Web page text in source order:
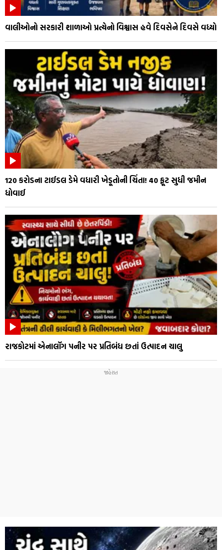
વાલીઓનો સરકારી શાળાઓ પ્રત્યેનો વિશ્વાસ હવે દિવસેને દિવસે વધ્યો
₹120 કરોડના ટાઈડલ ડેમે વધારી ખેડૂતોની ચિંતા! 40 ફૂટ સુધી જમીન
ધોવાઈ
રાજકોટમાં એનાલૉગ પનીર પર પ્રતિબંધ છતાં ઉત્પાદન ચાલુ